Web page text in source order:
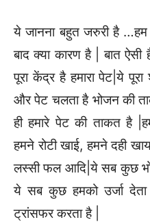
ये जानना बहुत जरुरी है …हम
बाद क्या कारण है | बात ऐसी
पूरा केंद्र है हमारा पेट|ये
और पेट चलता है भोजन की
ही हमारे पेट की ताकत है
हमने रोटी खाई, हमने दही
लस्सी फल आदि|ये सब कुछ
ये सब कुछ हमको उर्जा
ट्रांसफर करता है |